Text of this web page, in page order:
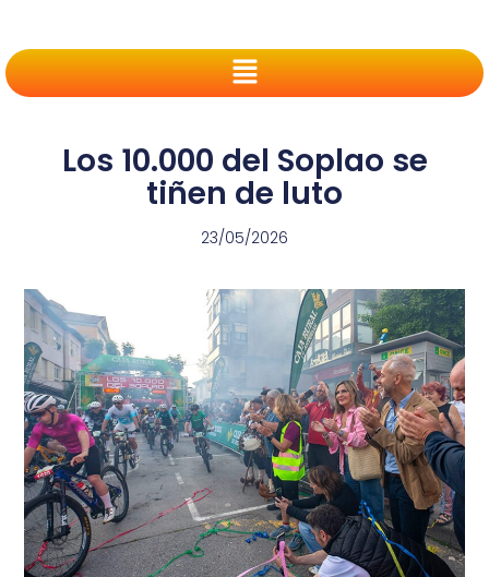
Los 10.000 del Soplao se
tiñen de luto
23/05/2026